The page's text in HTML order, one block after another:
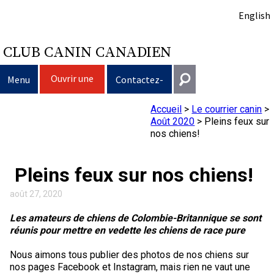
English
CLUB CANIN CANADIEN
Menu Ouvrir une Contactez-
Décision d’acheter un chien
Le choix d’une race
Tous les chiens
Trouver un éleveur responsable
Propriété responsable
Programme Bon voisin canin du CCC
Je veux faire tester mon chien
Éducation
Assurance vétérinaire
Clubs
Création d'un club
Ressources pour les clubs
Élevage
Standards de race du CCC
Événements
Entrer en contact
information@ckc.ca
416-675-5511
Sans frais 1-855-364-7252
Bureau 101
Etobicoke (Ontario)
Connexion
J'ai oublié mon mot de passe
Accueil > Le courrier canin >
Août 2020 > Pleins feux sur
nos chiens!
Pleins feux sur nos chiens!
août 27, 2020
Les amateurs de chiens de Colombie-Britannique se sont
réunis pour mettre en vedette les chiens de race pure
Nous aimons tous publier des photos de nos chiens sur
nos pages Facebook et Instagram, mais rien ne vaut une